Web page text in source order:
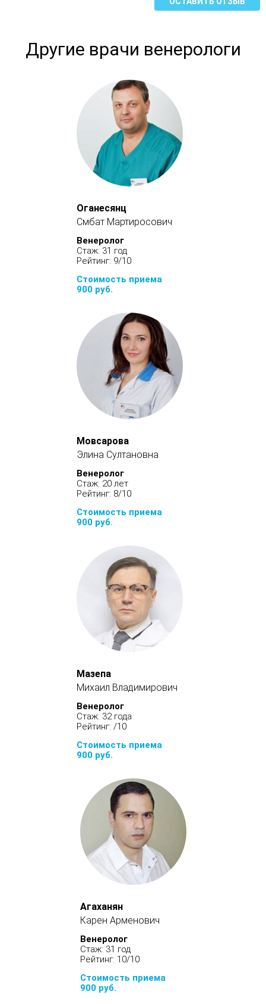
Другие врачи венерологи
Оганесянц
Смбат Мартиросович
Венеролог
Стаж: 31 год
Рейтинг: 9/10
Стоимость приема
900 руб.
Мовсарова
Элина Султановна
Венеролог
Стаж: 20 лет
Рейтинг: 8/10
Стоимость приема
900 руб.
Мазепа
Михаил Владимирович
Венеролог
Стаж: 32 года
Рейтинг: /10
Стоимость приема
900 руб.
Агаханян
Карен Арменович
Венеролог
Стаж: 31 год
Рейтинг: 10/10
Стоимость приема
900 руб.